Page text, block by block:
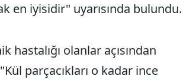
en iyisidir" uyarısında bulundu.
hastalığı olanlar açısından
parçacıkları o kadar ince